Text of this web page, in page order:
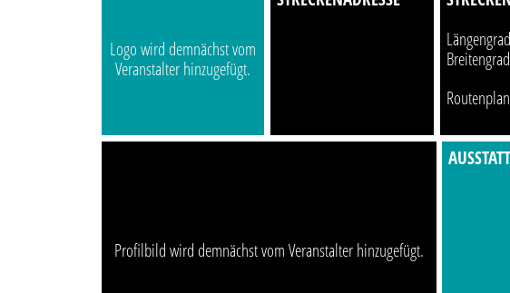
Logo wird demnächst vom
Veranstalter hinzugefügt.
Profilbild wird demnächst vom Veranstalter hinzugefügt.